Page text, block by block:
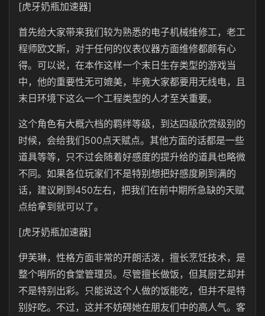
[虎牙奶瓶加速器]
首先给大家带来我们较为熟悉的电子机械维修工，老工
程师欧文斯，对于任何的仪表仪器方面维修都颇有心
得。可以说，在本作这样一个末日生存类型的游戏当
中，他的重要性无可媲美，毕竟大家都要用无线电，且
末日环境下这么一个工程类型的人才至关重要。
这个角色有大概六档的羁绊等级，到达四级欣赏级别的
时候，会给我们500点天赋点。其他方面的话都是一些
道具等等，只不过会随着好感度的提升给的道具也略微
不同。如果各位玩家们不是特别想把好感度刷到满的
话，建议刷到450左右，把我们在前中期所急缺的天赋
点给拿到就可以了。
[虎牙奶瓶加速器]
伊芙琳，性格方面非常的开朗活泼，擅长烹饪技术，是
整个哨所的食堂管理员。尽管擅长做饭，但其厨艺却并
不是特别出彩。只能说这个人做的饭能吃，但并不是特
别好吃。不过，这并不妨碍她在朋友们中的高人气。客